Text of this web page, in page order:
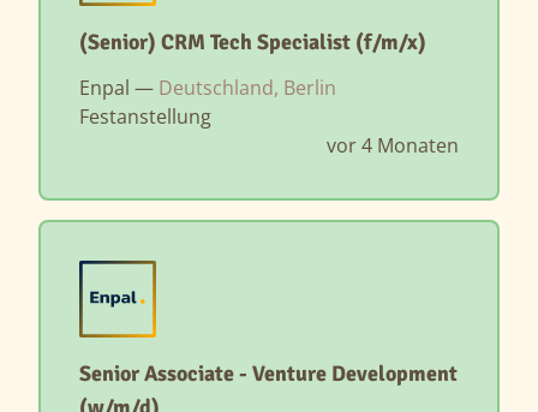
(Senior) CRM Tech Specialist (f/m/x)
Enpal — Deutschland, Berlin
Festanstellung
vor 4 Monaten
Senior Associate - Venture Development